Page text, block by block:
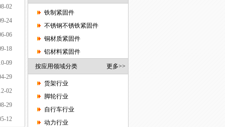
02
24
06
18
09
29
02
29
12
铁制紧固件
不锈钢不锈铁紧固件
铜材质紧固件
铝材料紧固件
按应用领域分类 更多>>
货架行业
脚轮行业
自行车行业
动力行业